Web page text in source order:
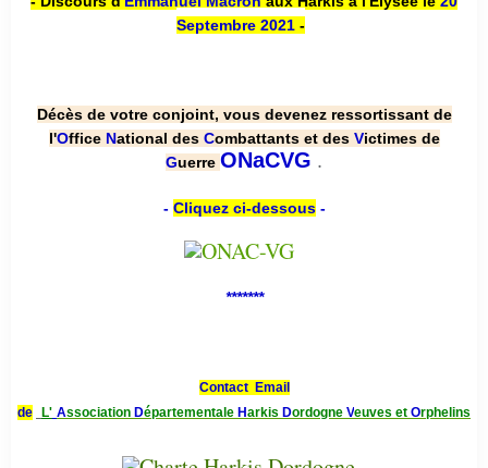
Septembre 2021 -
Décès de votre conjoint, vous devenez ressortissant de
l'Office National des Combattants et des Victimes de
Guerre ONaCVG .
- Cliquez ci-dessous-
*******
Contact Email
de L' Association Départementale Harkis Dordogne Veuves et Orphelins